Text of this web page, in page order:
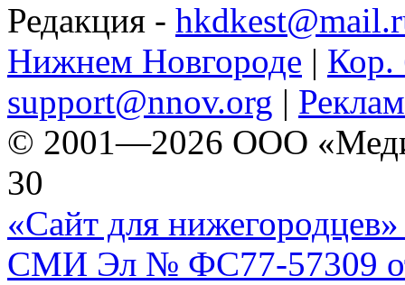
Редакция -
Нижнем Новгороде | Кор.
support@nnov.org |
© 2001—2026 ООО
30
«Сайт для нижегородцев»
СМИ Эл № ФС77-57309